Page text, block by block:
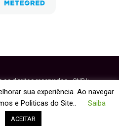
direitos reservados - CNPJ:
0001-95
Política de Cookies
sua experiência. Ao navegar
e Politicas do Site..
Saiba
ACEITAR